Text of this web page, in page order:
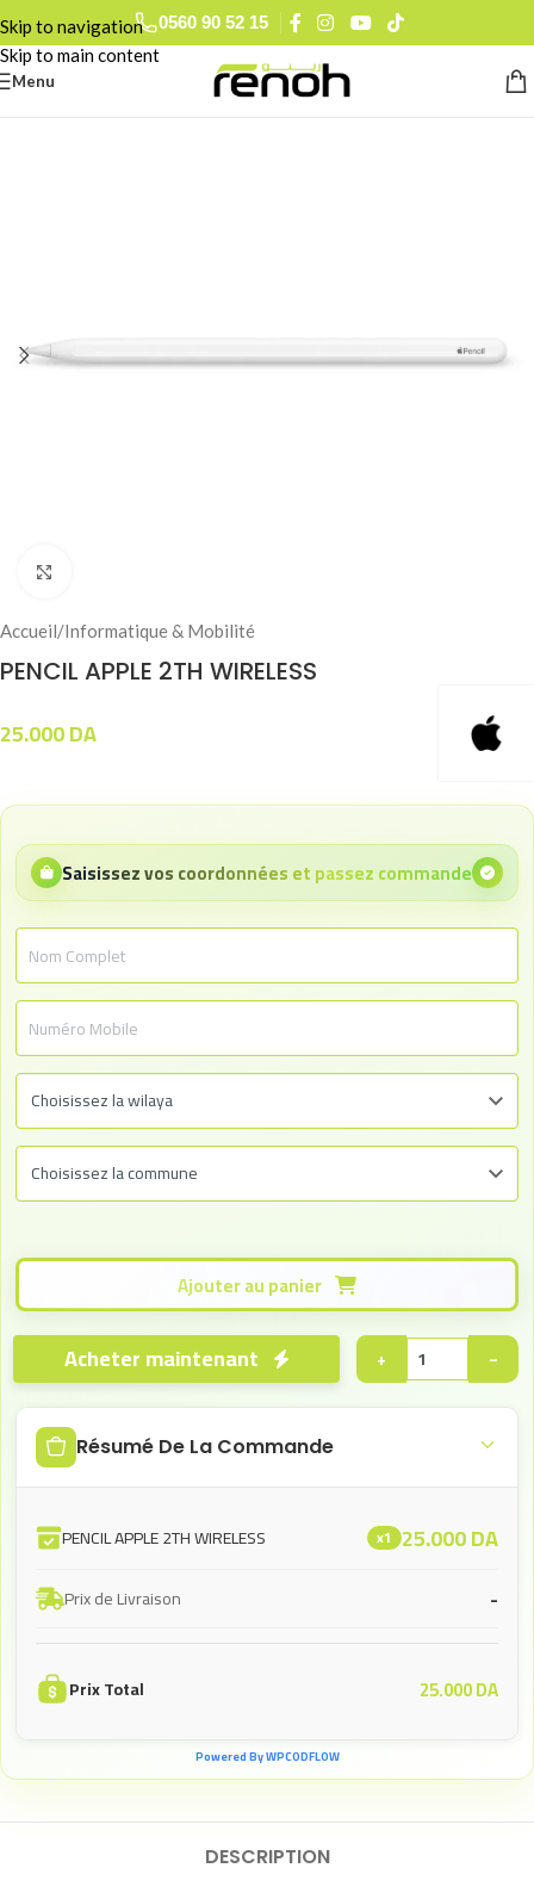
Skip to navigation
Skip to main content
0560 90 52 15
Menu
Accueil/Informatique & Mobilité
PENCIL APPLE 2TH WIRELESS
25.000DA
Saisissez vos coordonnées et passez commande
−
+
Résumé De La Commande
PENCIL APPLE 2TH WIRELESS x1 25.000DA
Prix de Livraison -
Prix Total 25.000DA
Powered By WPCODFLOW
DESCRIPTION